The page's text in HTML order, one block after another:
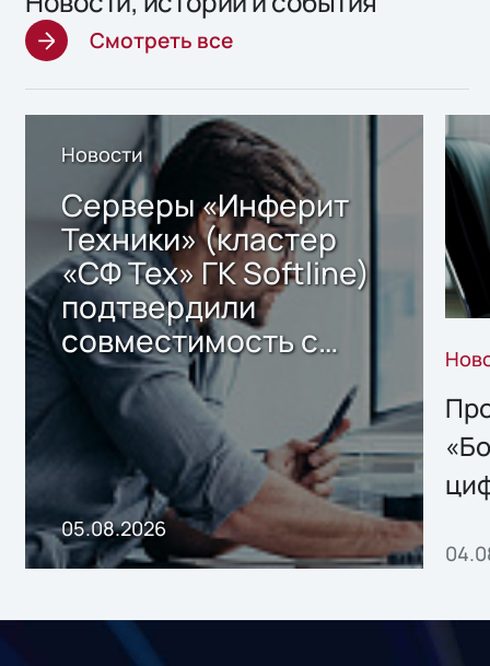
Смотреть все
Новости
Серверы «Инферит
Техники» (кластер
«СФ Тех» ГК Softline)
подтвердили
совместимость с
решением Sharx
Storage 2.x для
хранения данных
05.08.2026